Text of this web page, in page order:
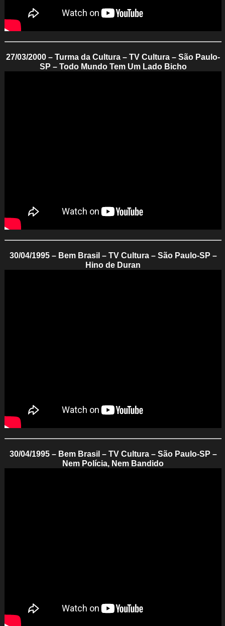
27/03/2000 – Turma da Cultura – TV Cultura – São Paulo-
SP – Todo Mundo Tem Um Lado Bicho
30/04/1995 – Bem Brasil – TV Cultura – São Paulo-SP –
Hino de Duran
30/04/1995 – Bem Brasil – TV Cultura – São Paulo-SP –
Nem Polícia, Nem Bandido